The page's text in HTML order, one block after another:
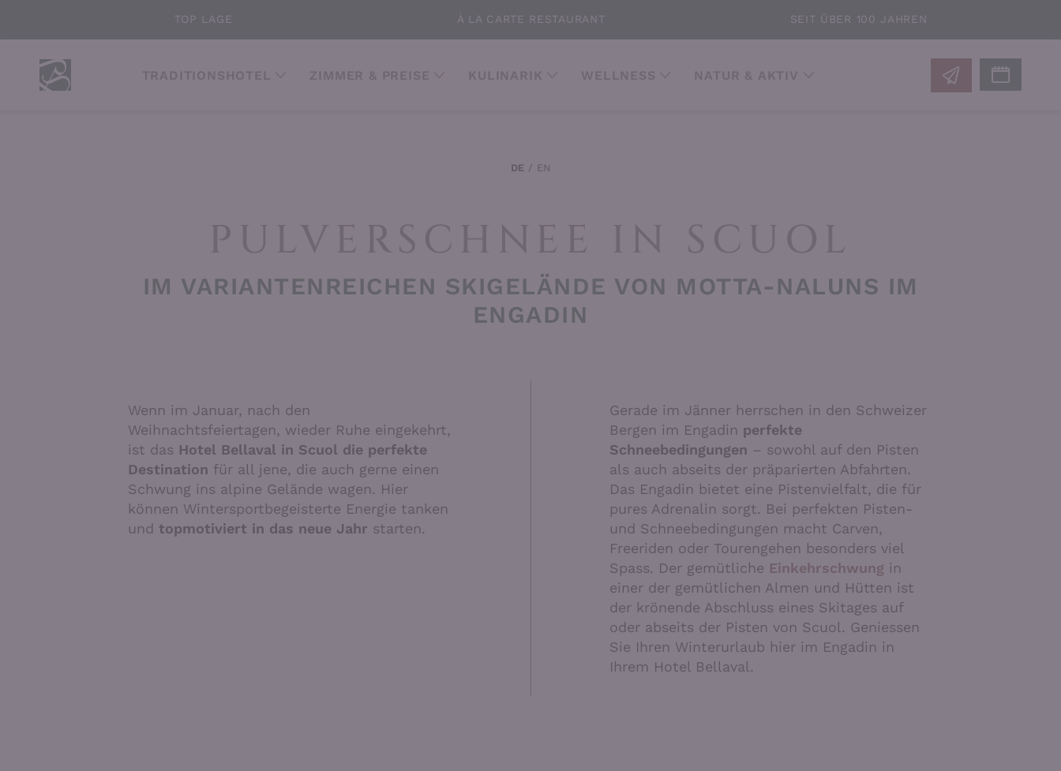
TOP LAGE À LA CARTE RESTAURANT SEIT ÜBER 100 JAHREN
TRADITIONSHOTEL ZIMMER & PREISE KULINARIK WELLNESS NATUR & AKTIV
DE EN
PULVERSCHNEE IN SCUOL
IM VARIANTENREICHEN SKIGELÄNDE VON MOTTA-NALUNS IM
ENGADIN
Wenn im Januar, nach den
Weihnachtsfeiertagen, wieder Ruhe eingekehrt,
ist das Hotel Bellaval in Scuol die perfekte
Destination für all jene, die auch gerne einen
Schwung ins alpine Gelände wagen. Hier
können Wintersportbegeisterte Energie tanken
und topmotiviert in das neue Jahr starten.
Gerade im Jänner herrschen in den Schweizer
Bergen im Engadin perfekte
Schneebedingungen – sowohl auf den Pisten
als auch abseits der präparierten Abfahrten.
Das Engadin bietet eine Pistenvielfalt, die für
pures Adrenalin sorgt. Bei perfekten Pisten-
und Schneebedingungen macht Carven,
Freeriden oder Tourengehen besonders viel
Spass. Der gemütliche Einkehrschwung in
einer der gemütlichen Almen und Hütten ist
der krönende Abschluss eines Skitages auf
oder abseits der Pisten von Scuol. Geniessen
Sie Ihren Winterurlaub hier im Engadin in
Ihrem Hotel Bellaval.